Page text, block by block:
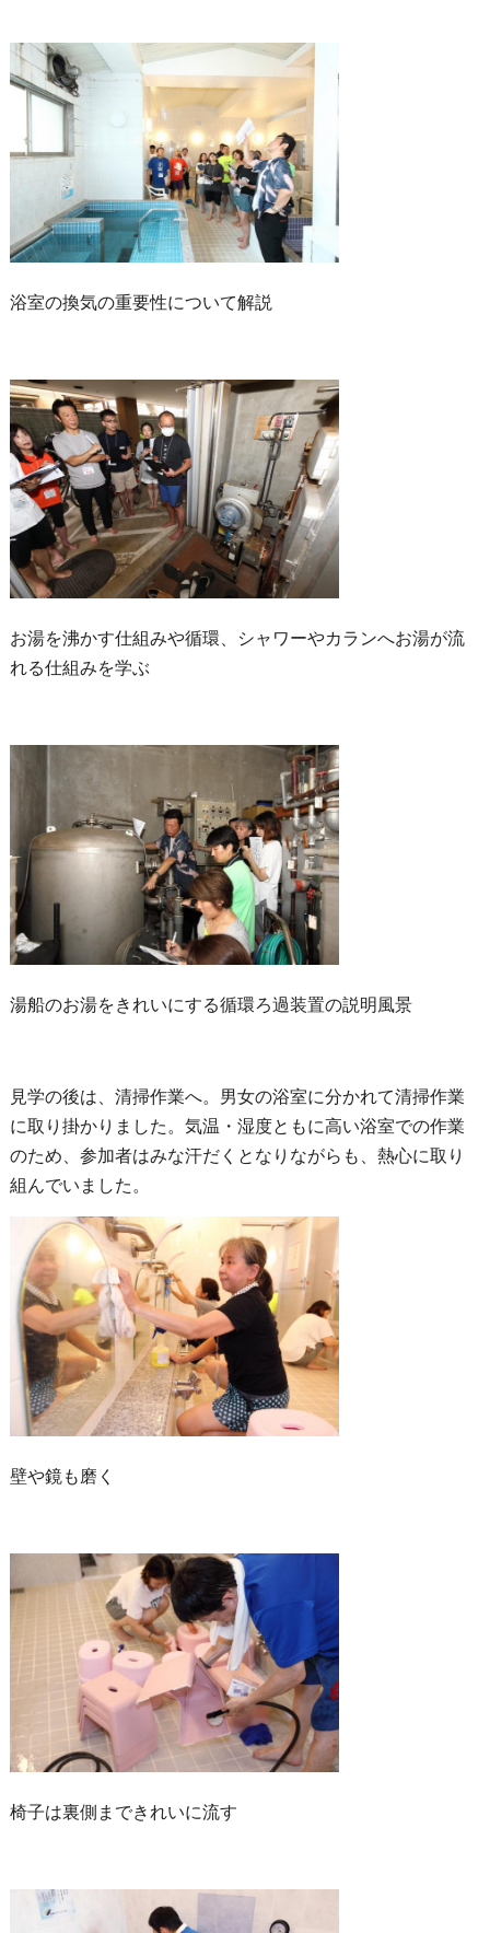
浴室の換気の重要性について解説
お湯を沸かす仕組みや循環、シャワーやカランへお湯が流
れる仕組みを学ぶ
湯船のお湯をきれいにする循環ろ過装置の説明風景
見学の後は、清掃作業へ。男女の浴室に分かれて清掃作業
に取り掛かりました。気温・湿度ともに高い浴室での作業
のため、参加者はみな汗だくとなりながらも、熱心に取り
組んでいました。
壁や鏡も磨く
椅子は裏側まできれいに流す